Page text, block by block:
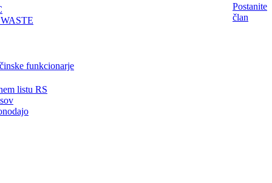
funkcionarje
listu RS
Postanite
član